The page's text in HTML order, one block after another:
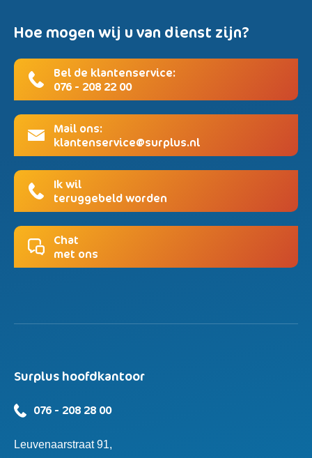
Hoe mogen wij u van dienst zijn?
Bel de klantenservice:
076 - 208 22 00
Mail ons:
klantenservice@surplus.nl
Ik wil
teruggebeld worden
Chat
met ons
Surplus hoofdkantoor
076 - 208 28 00
Leuvenaarstraat 91,